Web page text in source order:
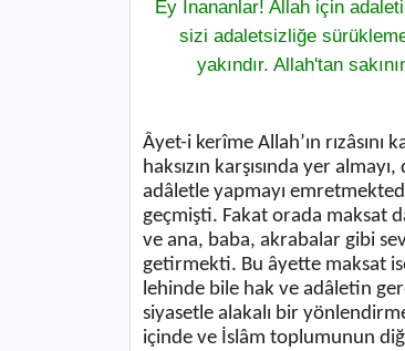
Ey İnananlar! Allah için
sizi adaletsizliğe
yakındır. Allah'tan
Âyet-i kerîme Allah’ın
haksızın karşısında yer
adâletle yapmayı
geçmişti. Fakat orada maksat
ve ana, baba, akrabalar gibi
getirmekti. Bu âyette maksat
lehinde bile hak ve adâletin
siyasetle alakalı bir
içinde ve İslâm toplumunun